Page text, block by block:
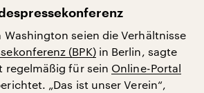
Washington seien die Verhältnisse
(BPK)in Berlin, sagte
regelmäßig für sein Online-Portal
„Das ist unser Verein“,